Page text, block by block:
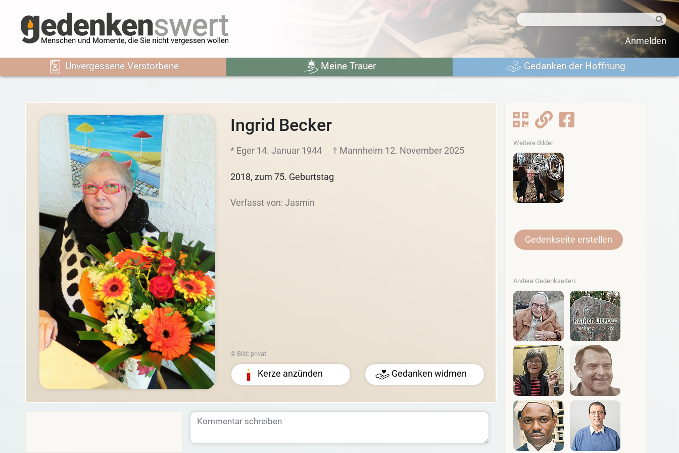
Anmelden
Unvergessene Verstorbene Meine Trauer Gedanken der Hoffnung
Ingrid Becker
* Eger 14. Januar 1944 † Mannheim 12. November 2025
2018, zum 75. Geburtstag
Verfasst von: Jasmin
© Bild: privat
Kerze anzünden Gedanken widmen
Weitere Bilder
Gedenkseite erstellen
Andere Gedenkseiten: